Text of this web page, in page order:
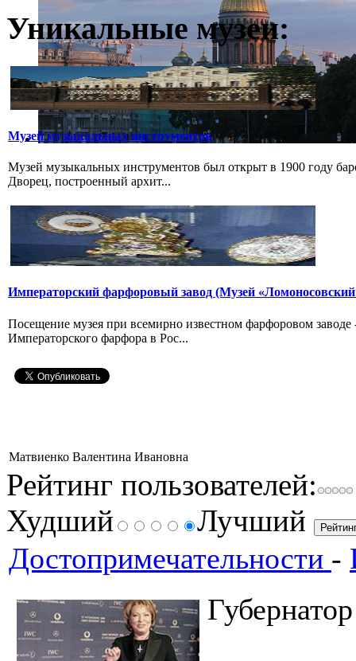
Уникальные музеи:
Музей музыкальных инструментов
Музей музыкальных инструментов был открыт в 1900 году
Дворец, построенный архит...
Императорский фарфоровый завод (Музей
Посещение музея при всемирно известном фарфоровом
Императорского фарфора в Рос...
Матвиенко Валентина Ивановна
Рейтинг пользователей:
Худший
Лучший
Достопримечательности -